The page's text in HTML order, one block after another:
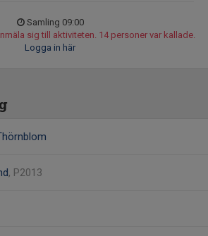
Samling 09:00
sig till aktiviteten. 14 personer var kallade.
Logga in här
, P2013